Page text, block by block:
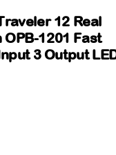
12 Real
1201 Fast
3 Output